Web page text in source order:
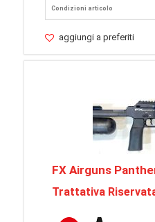
Condizioni articolo
aggiungi a preferiti
FX Airguns
Trattativa